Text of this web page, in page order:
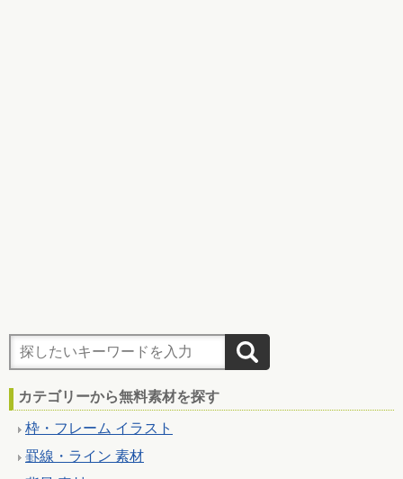
カテゴリーから無料素材を探す
枠・フレーム イラスト
罫線・ライン 素材